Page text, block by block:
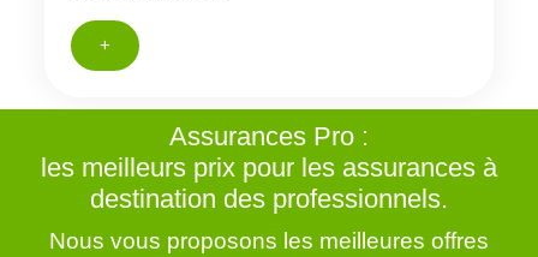
+
Assurances Pro :
les meilleurs prix pour les assurances à
destination des professionnels.
Nous vous proposons les meilleures offres